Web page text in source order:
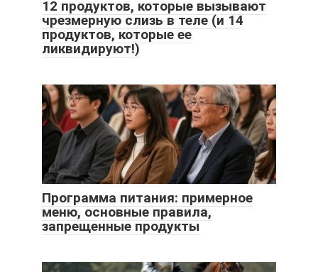
12 продуктов, которые вызывают
чрезмерную слизь в теле (и 14
продуктов, которые ее
ликвидируют!)
Программа питания: примерное
меню, основные правила,
запрещенные продукты